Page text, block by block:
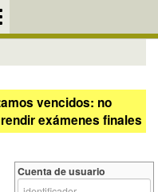
vencidos: no
exámenes finales
Cuenta de usuario